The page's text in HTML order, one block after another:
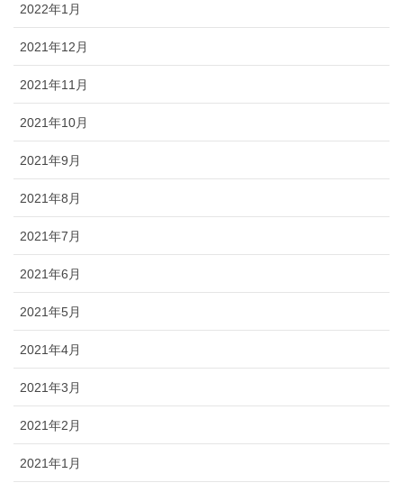
2022年1月
2021年12月
2021年11月
2021年10月
2021年9月
2021年8月
2021年7月
2021年6月
2021年5月
2021年4月
2021年3月
2021年2月
2021年1月